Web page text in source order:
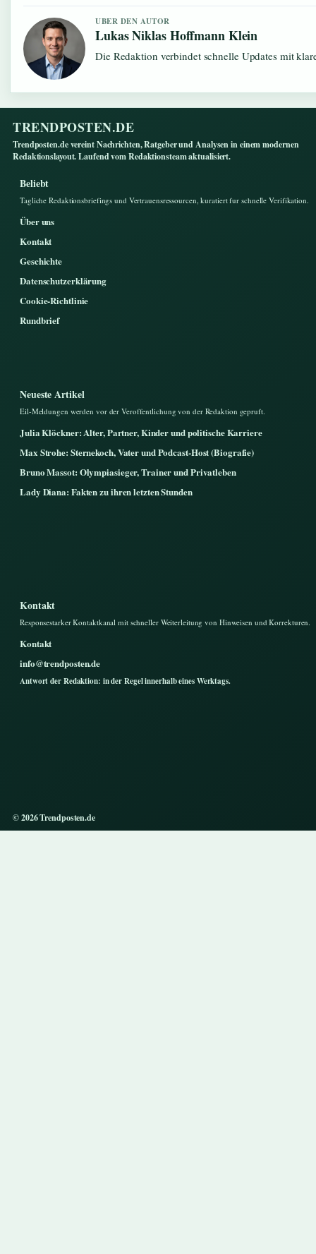
UBER DEN AUTOR
Lukas Niklas Hoffmann Klein
Die Redaktion verbindet schnelle Updates mit
TRENDPOSTEN.DE
Trendposten.de vereint Nachrichten, Ratgeber und Analysen in einem modernen
Redaktionslayout. Laufend vom Redaktionsteam aktualisiert.
Beliebt
Tagliche Redaktionsbriefings und Vertrauensressourcen, kuratiert fur schnelle Verifikation.
Über uns
Kontakt
Geschichte
Datenschutzerklärung
Cookie-Richtlinie
Rundbrief
Neueste Artikel
Eil-Meldungen werden vor der Veroffentlichung von der Redaktion gepruft.
Julia Klöckner: Alter, Partner, Kinder und politische Karriere
Max Strohe: Sternekoch, Vater und Podcast-Host (Biografie)
Bruno Massot: Olympiasieger, Trainer und Privatleben
Lady Diana: Fakten zu ihren letzten Stunden
Kontakt
Responsestarker Kontaktkanal mit schneller Weiterleitung von Hinweisen und Korrekturen.
Kontakt
info@trendposten.de
Antwort der Redaktion: in der Regel innerhalb eines Werktags.
© 2026 Trendposten.de